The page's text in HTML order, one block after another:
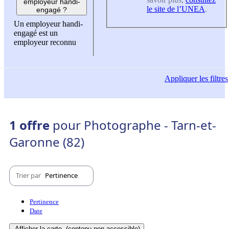
employeur handi-
engagé ?
Un employeur handi-
engagé est un
employeur reconnu
le site de l’UNEA.
Appliquerles filtres
1 offre pour Photographe - Tarn-et-
Garonne (82)
Trier par Pertinence
Pertinence
Date